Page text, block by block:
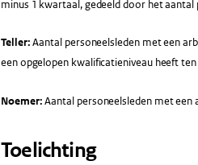
minus 1 kwartaal, gedeeld door het
Teller:Aantal personeelsleden met een
een opgelopen kwalificatieniveau heeft
Noemer:Aantal personeelsleden met
Toelichting